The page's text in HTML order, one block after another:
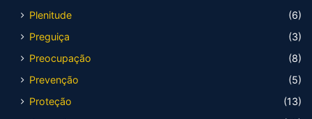
Plenitude
(6)
Preguiça
(3)
Preocupação
(8)
Prevenção
(5)
Proteção
(13)